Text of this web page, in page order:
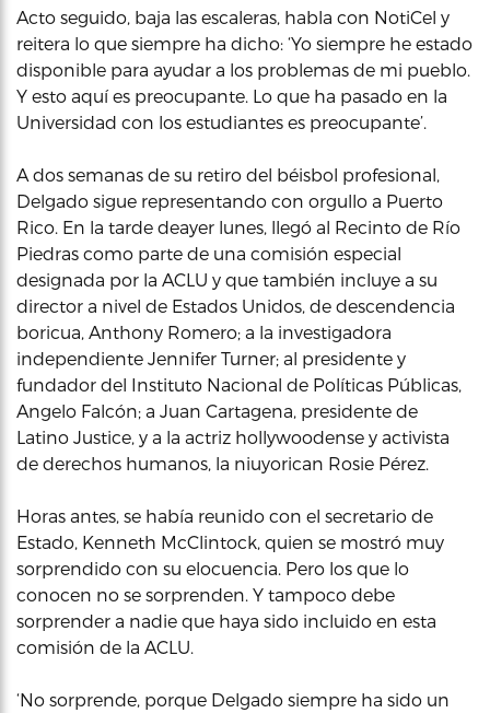
Acto seguido, baja las escaleras, habla con NotiCel y
reitera lo que siempre ha dicho: ‘Yo siempre he estado
disponible para ayudar a los problemas de mi pueblo.
Y esto aquí es preocupante. Lo que ha pasado en la
Universidad con los estudiantes es preocupante’.
A dos semanas de su retiro del béisbol profesional,
Delgado sigue representando con orgullo a Puerto
Rico. En la tarde deayer lunes, llegó al Recinto de Río
Piedras como parte de una comisión especial
designada por la ACLU y que también incluye a su
director a nivel de Estados Unidos, de descendencia
boricua, Anthony Romero; a la investigadora
independiente Jennifer Turner; al presidente y
fundador del Instituto Nacional de Políticas Públicas,
Angelo Falcón; a Juan Cartagena, presidente de
Latino Justice, y a la actriz hollywoodense y activista
de derechos humanos, la niuyorican Rosie Pérez.
Horas antes, se había reunido con el secretario de
Estado, Kenneth McClintock, quien se mostró muy
sorprendido con su elocuencia. Pero los que lo
conocen no se sorprenden. Y tampoco debe
sorprender a nadie que haya sido incluido en esta
comisión de la ACLU.
‘No sorprende, porque Delgado siempre ha sido un